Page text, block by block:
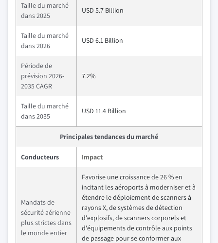
Taille du marché
dans 2025
USD 5.7 Billion
Taille du marché
dans 2026
USD 6.1 Billion
Période de
prévision 2026-
2035 CAGR
7.2%
Taille du marché
dans 2035
USD 11.4 Billion
Principales tendances du marché
Conducteurs Impact
Mandats de
sécurité aérienne
plus strictes dans
le monde entier
Favorise une croissance de 26 % en
incitant les aéroports à moderniser et à
étendre le déploiement de scanners à
rayons X, de systèmes de détection
d'explosifs, de scanners corporels et
d'équipements de contrôle aux points
de passage pour se conformer aux